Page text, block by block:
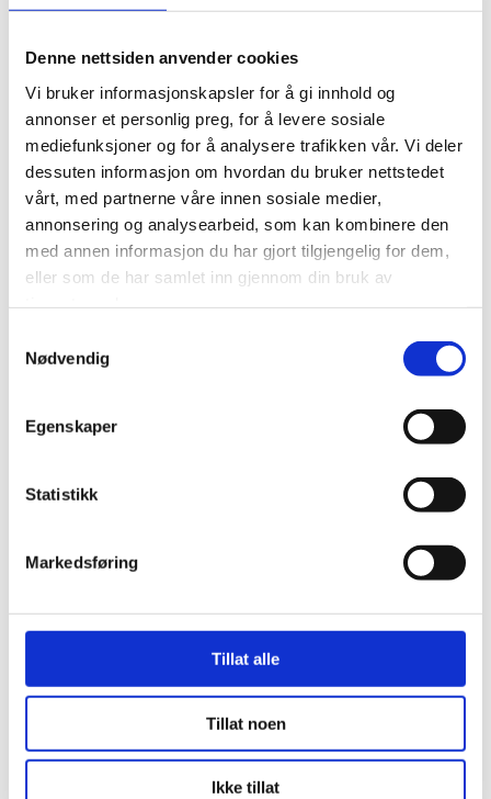
Denne nettsiden anvender cookies
Vi bruker informasjonskapsler for å gi innhold og
annonser et personlig preg, for å levere sosiale
mediefunksjoner og for å analysere trafikken vår. Vi deler
dessuten informasjon om hvordan du bruker nettstedet
vårt, med partnerne våre innen sosiale medier,
annonsering og analysearbeid, som kan kombinere den
med annen informasjon du har gjort tilgjengelig for dem,
eller som de har samlet inn gjennom din bruk av
Nødvendig
Egenskaper
Statistikk
Markedsføring
Tillat alle
Tillat noen
Ikke tillat
regningsarbeid. Arbeid og kostnader som
omfattes av et prisoverslag, må angis særskilt.
de spesifiseres hver for seg. Ved
regningsarbeider kan forbrukeren videre kreve å
få fremlagt dokumentasjon for timeforbruk og
kostnader som blir belastet.
Det fremgår altså at vederlagsmodellen som er
avtalt i stor grad er styrende for hvordan
entreprenøren skal oppstille betalingskravet. Hvis
vederlagsberegning, må disse holdes fra
I entreprisetvister er det ofte tvil om hvilken
som ikke anser seg avtalerettslig bundet av
fastpris eller prisoverslag, vil normalt sett bare
fakturere etter medgått tid og materialkostnader,
og ikke splitte opp fakturaen i tråd med
I den situasjonen kan det være utfordrende å
rekonstruere time- og materialforbruk knyttet til
enkeltposter i ettertid. Om en slik etterfølgende
spesifikasjon uttaler Høyesterett: